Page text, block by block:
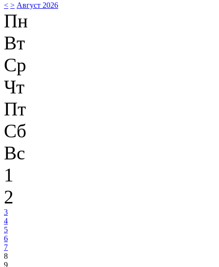
< > Август 2026
Пн
Вт
Ср
Чт
Пт
Сб
Вс
1
2
3
4
5
6
7
8
9